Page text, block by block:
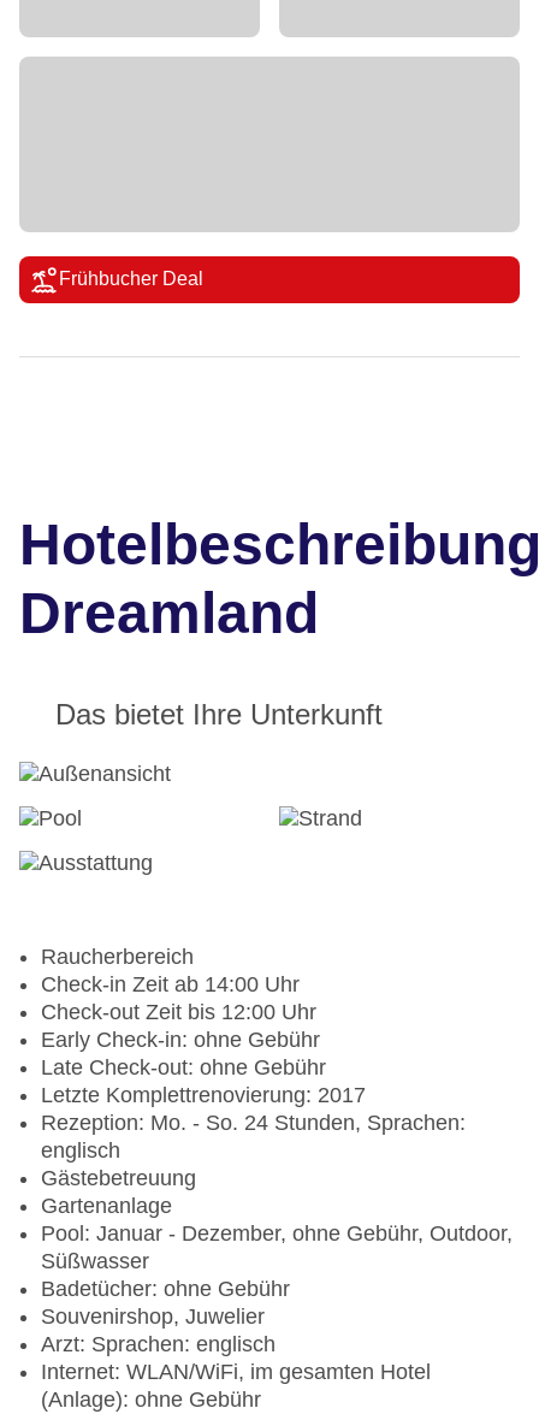
Frühbucher Deal
Dreamland
Das bietet Ihre Unterkunft
Raucherbereich
Check-in Zeit ab 14:00 Uhr
Check-out Zeit bis 12:00 Uhr
Early Check-in: ohne Gebühr
Late Check-out: ohne Gebühr
Letzte Komplettrenovierung: 2017
Rezeption: Mo. - So. 24 Stunden, Sprachen:
englisch
Gästebetreuung
Gartenanlage
Pool: Januar - Dezember, ohne Gebühr, Outdoor,
Süßwasser
Badetücher: ohne Gebühr
Souvenirshop, Juwelier
Arzt: Sprachen: englisch
Internet: WLAN/WiFi, im gesamten Hotel
(Anlage): ohne Gebühr